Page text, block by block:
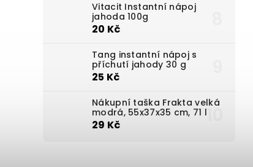
Vitacit Instantní nápoj
jahoda 100g
20 Kč
Tang instantní nápoj s
příchutí jahody 30 g
25 Kč
Nákupní taška Frakta velká
modrá, 55x37x35 cm, 71 l
29 Kč